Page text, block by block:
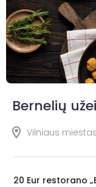
Bernelių
Vilniaus miestas
20 Eur restorano